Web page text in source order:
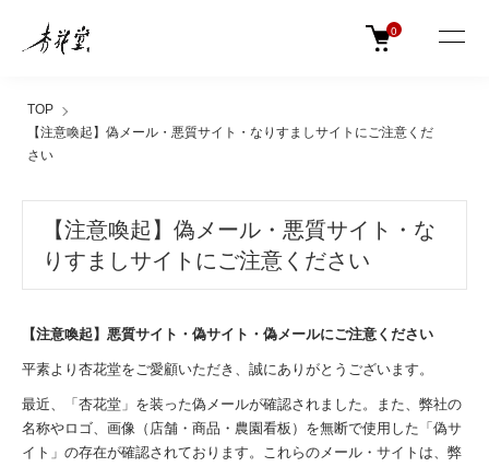
0
TOP
【注意喚起】偽メール・悪質サイト・なりすましサイトにご注意くだ
さい
【注意喚起】偽メール・悪質サイト・な
りすましサイトにご注意ください
【注意喚起】悪質サイト・偽サイト・偽メールにご注意ください
平素より杏花堂をご愛顧いただき、誠にありがとうございます。
最近、「杏花堂」を装った偽メールが確認されました。また、弊社の
名称やロゴ、画像（店舗・商品・農園看板）を無断で使用した「偽サ
イト」の存在が確認されております。これらのメール・サイトは、弊